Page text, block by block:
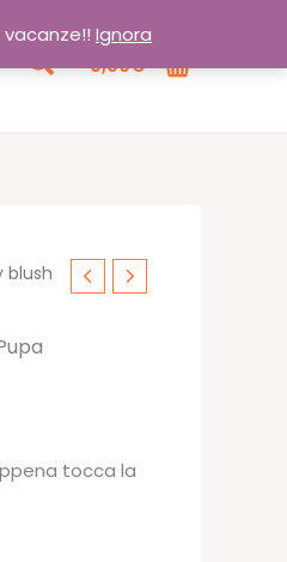
Ignora
Cerca
0,00€
blush
tocca la